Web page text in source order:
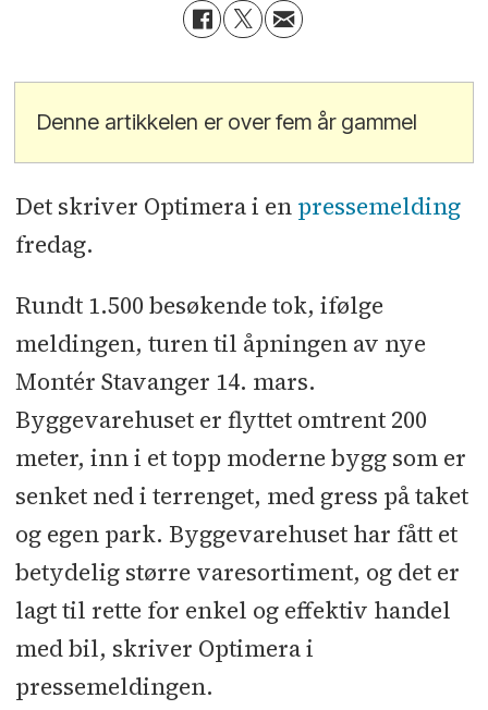
Denne artikkelen er over fem år gammel
Det skriver Optimera i en pressemelding
fredag.
Rundt 1.500 besøkende tok, ifølge
meldingen, turen til åpningen av nye
Montér Stavanger 14. mars.
Byggevarehuset er flyttet omtrent 200
meter, inn i et topp moderne bygg som er
senket ned i terrenget, med gress på taket
og egen park. Byggevarehuset har fått et
betydelig større varesortiment, og det er
lagt til rette for enkel og effektiv handel
med bil, skriver Optimera i
pressemeldingen.